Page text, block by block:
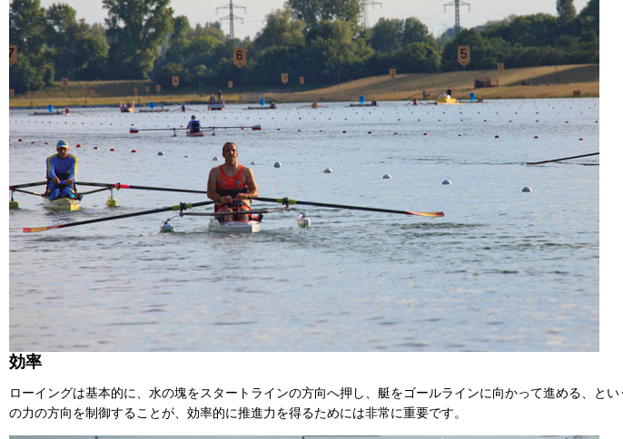
効率
ローイングは基本的に、水の塊をスタートラインの方向へ押し、艇をゴールラインに向かって進める、
の力の方向を制御することが、効率的に推進力を得るためには非常に重要です。